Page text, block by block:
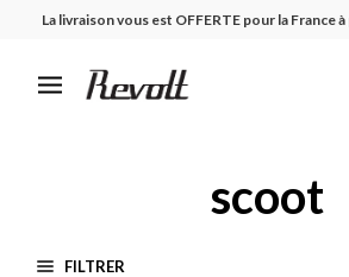
La livraison vous est OFFERTE pour la France
scoot
FILTRER